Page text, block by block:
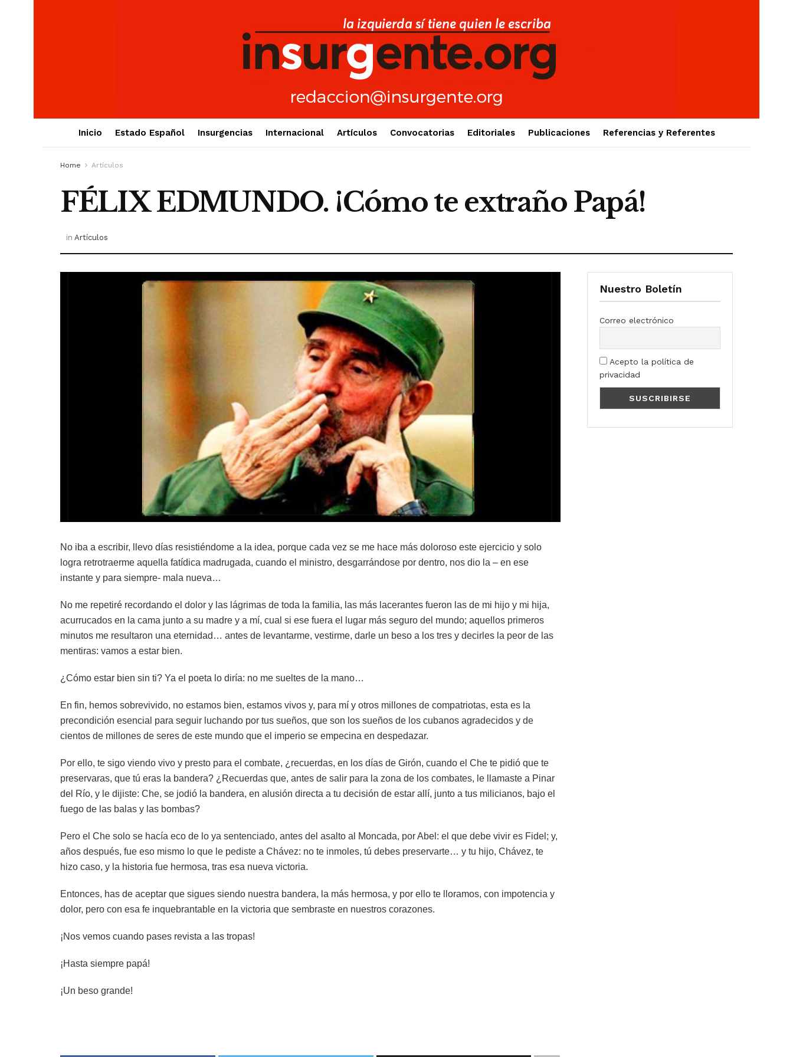
Inicio Estado Español Insurgencias Internacional Artículos Convocatorias Editoriales Publicaciones Referencias y Referentes
Home Artículos
FÉLIX EDMUNDO. ¡Cómo te extraño Papá!
in Artículos
No iba a escribir, llevo días resistiéndome a la idea, porque cada vez se me hace más doloroso este ejercicio y solo
logra retrotraerme aquella fatídica madrugada, cuando el ministro, desgarrándose por dentro, nos dio la – en ese
instante y para siempre- mala nueva…
No me repetiré recordando el dolor y las lágrimas de toda la familia, las más lacerantes fueron las de mi hijo y mi hija,
acurrucados en la cama junto a su madre y a mí, cual si ese fuera el lugar más seguro del mundo; aquellos primeros
minutos me resultaron una eternidad… antes de levantarme, vestirme, darle un beso a los tres y decirles la peor de las
mentiras: vamos a estar bien.
¿Cómo estar bien sin ti? Ya el poeta lo diría: no me sueltes de la mano…
En fin, hemos sobrevivido, no estamos bien, estamos vivos y, para mí y otros millones de compatriotas, esta es la
precondición esencial para seguir luchando por tus sueños, que son los sueños de los cubanos agradecidos y de
cientos de millones de seres de este mundo que el imperio se empecina en despedazar.
Por ello, te sigo viendo vivo y presto para el combate, ¿recuerdas, en los días de Girón, cuando el Che te pidió que te
preservaras, que tú eras la bandera? ¿Recuerdas que, antes de salir para la zona de los combates, le llamaste a Pinar
del Río, y le dijiste: Che, se jodió la bandera, en alusión directa a tu decisión de estar allí, junto a tus milicianos, bajo el
fuego de las balas y las bombas?
Pero el Che solo se hacía eco de lo ya sentenciado, antes del asalto al Moncada, por Abel: el que debe vivir es Fidel; y,
años después, fue eso mismo lo que le pediste a Chávez: no te inmoles, tú debes preservarte… y tu hijo, Chávez, te
hizo caso, y la historia fue hermosa, tras esa nueva victoria.
Entonces, has de aceptar que sigues siendo nuestra bandera, la más hermosa, y por ello te lloramos, con impotencia y
dolor, pero con esa fe inquebrantable en la victoria que sembraste en nuestros corazones.
¡Nos vemos cuando pases revista a las tropas!
¡Hasta siempre papá!
¡Un beso grande!
Nuestro Boletín
Correo electrónico
Acepto la política de
privacidad